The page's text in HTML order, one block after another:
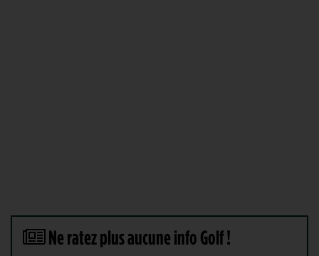
Ne ratez plus aucune info Golf !